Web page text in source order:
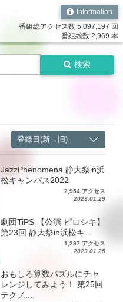
Information
番組総アクセス数 5,097,197 回
番組総数 2,969 本
検索
登録日(新→旧)
JazzPhenomena 静大祭in浜
松キャンパス2022
2,954 アクセス
2023.01.29
劇団TiPS 【公演 ピロシキ】
第23回 静大祭in浜松キ...
1,297 アクセス
2023.01.25
おもしろ算数パズルにチャ
レンジしてみよう！ 第25回
テクノ...